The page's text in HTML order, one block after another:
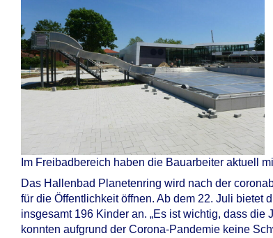
Im Freibadbereich haben die Bauarbeiter aktuell
Das Hallenbad Planetenring wird nach der
für die Öffentlichkeit öffnen. Ab dem 22. Juli bietet
insgesamt 196 Kinder an. „Es ist wichtig, dass
konnten aufgrund der Corona-Pandemie keine